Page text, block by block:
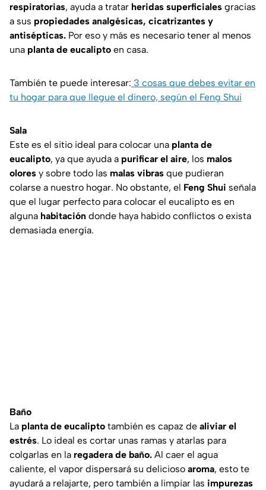
respiratorias, ayuda a tratar heridas superficiales gracias
a sus propiedades analgésicas, cicatrizantes y
antisépticas. Por eso y más es necesario tener al menos
una planta de eucalipto en casa.
También te puede interesar: 3 cosas que debes evitar en
tu hogar para que llegue el dinero, según el Feng Shui
Sala
Este es el sitio ideal para colocar una planta de
eucalipto, ya que ayuda a purificar el aire, los malos
olores y sobre todo las malas vibras que pudieran
colarse a nuestro hogar. No obstante, el Feng Shui señala
que el lugar perfecto para colocar el eucalipto es en
alguna habitación donde haya habido conflictos o exista
demasiada energía.
Baño
La planta de eucalipto también es capaz de aliviar el
estrés. Lo ideal es cortar unas ramas y atarlas para
colgarlas en la regadera de baño. Al caer el agua
caliente, el vapor dispersará su delicioso aroma, esto te
ayudará a relajarte, pero también a limpiar las impurezas